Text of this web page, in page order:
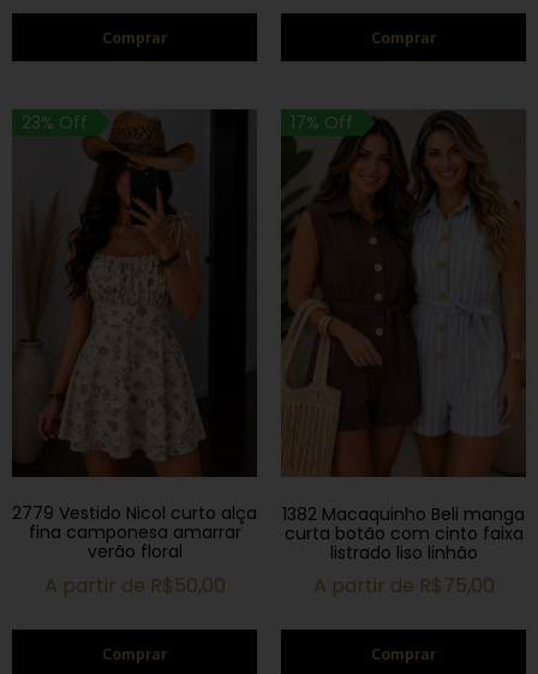
Comprar Comprar
23% Off
2779 Vestido Nicol curto alça
fina camponesa amarrar
verão floral
A partir de R$50,00
Comprar
17% Off
1382 Macaquinho Beli manga
curta botão com cinto faixa
listrado liso linhão
A partir de R$75,00
Comprar